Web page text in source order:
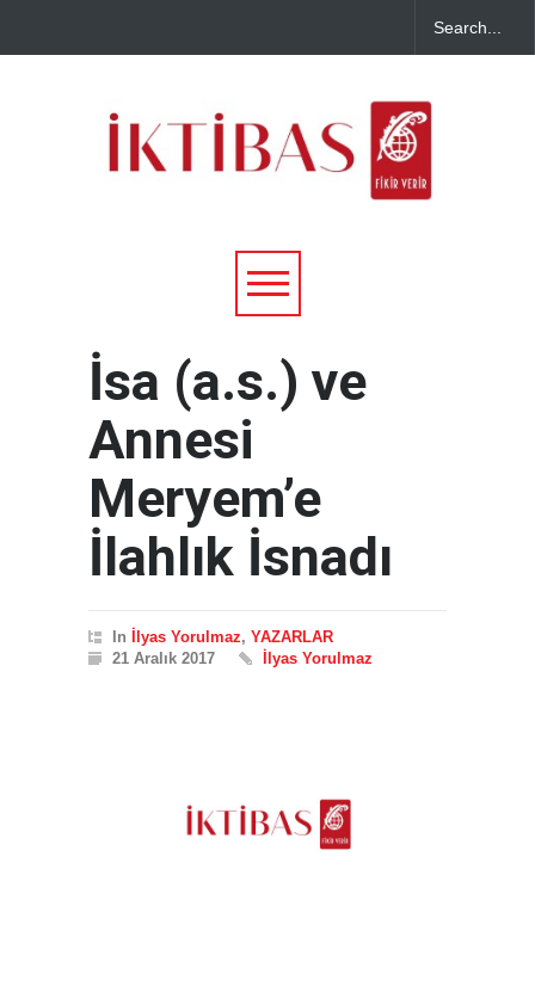
İsa (a.s.) ve
Annesi
Meryem’e
İlahlık İsnadı
In İlyas Yorulmaz, YAZARLAR
21 Aralık 2017
İlyas Yorulmaz